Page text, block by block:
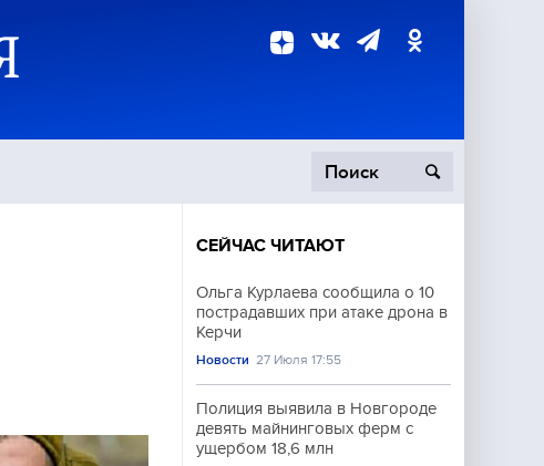
Происшествия
СЕЙЧАС ЧИТАЮТ
Ольга Курлаева сообщила о 10
пострадавших при атаке дрона в
Керчи
Новости 27 Июля 17:55
Полиция выявила в Новгороде
девять майнинговых ферм с
ущербом 18,6 млн